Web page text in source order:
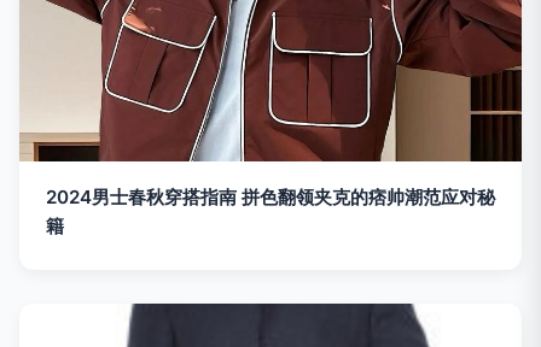
2024男士春秋穿搭指南 拼色翻领夹克的痞帅潮范应对秘
籍